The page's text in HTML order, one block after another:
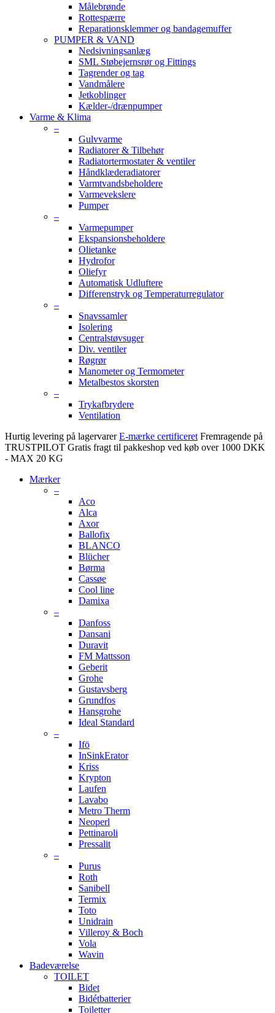
Målebrønde
Rottespærre
Reparationsklemmer og bandagemuffer
PUMPER & VAND
Nedsivningsanlæg
SML Støbejernsrør og Fittings
Tagrender og tag
Vandmålere
Jetkoblinger
Kælder-/drænpumper
Varme & Klima
–
Gulvvarme
Radiatorer & Tilbehør
Radiatortermostater & ventiler
Håndklæderadiatorer
Varmtvandsbeholdere
Varmevekslere
Pumper
–
Varmepumper
Ekspansionsbeholdere
Olietanke
Hydrofor
Oliefyr
Automatisk Udluftere
Differenstryk og Temperaturregulator
–
Snavssamler
Isolering
Centralstøvsuger
Div. ventiler
Røgrør
Manometer og Termometer
Metalbestos skorsten
–
Trykafbrydere
Ventilation
Hurtig levering på lagervarer E-mærke certificeret Fremragende på
TRUSTPILOT Gratis fragt til pakkeshop ved køb over 1000 DKK
- MAX 20 KG
Mærker
–
Aco
Alca
Axor
Ballofix
BLANCO
Blücher
Børma
Cassøe
Cool line
Damixa
–
Danfoss
Dansani
Duravit
FM Mattsson
Geberit
Grohe
Gustavsberg
Grundfos
Hansgrohe
Ideal Standard
–
Ifö
InSinkErator
Kriss
Krypton
Laufen
Lavabo
Metro Therm
Neoperl
Pettinaroli
Pressalit
–
Purus
Roth
Sanibell
Termix
Toto
Unidrain
Villeroy & Boch
Vola
Wavin
Badeværelse
TOILET
Bidet
Bidétbatterier
Toiletter